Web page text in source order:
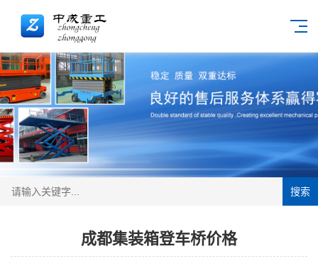
搜索
成都集装箱登车桥价格